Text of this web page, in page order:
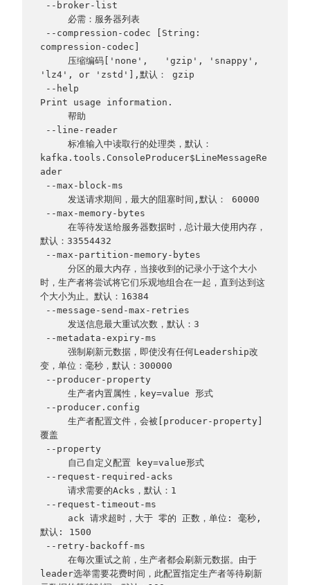
--broker-list
     必需：服务器列表
compression-codec]
'lz4', or 'zstd'],默认： gzip
Print usage information.
     帮助
--line-reader
kafka.tools.ConsoleProducer$LineMessageRe
ader
--max-block-ms
     发送请求期间，最大的阻塞时间,默认： 60000
--max-memory-bytes
默认：33554432
--max-partition-memory-bytes
时，生产者将尝试将它们乐观地组合在一起，直到达到这
个大小为止。默认：16384
--message-send-max-retries
     发送信息最大重试次数，默认：3
--metadata-expiry-ms
变，单位：毫秒，默认：300000
--producer-property
     生产者内置属性，key=value 形式
--producer.config
覆盖
--property
     自己自定义配置 key=value形式
--request-required-acks
     请求需要的Acks，默认：1
--request-timeout-ms
默认: 1500
--retry-backoff-ms
leader选举需要花费时间，此配置指定生产者等待刷新